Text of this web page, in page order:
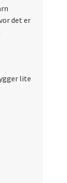
det er
lite